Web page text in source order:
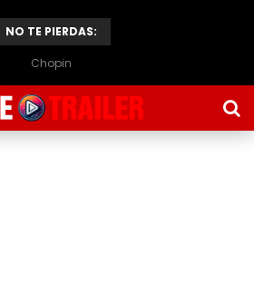
NO TE PIERDAS:
Chopin